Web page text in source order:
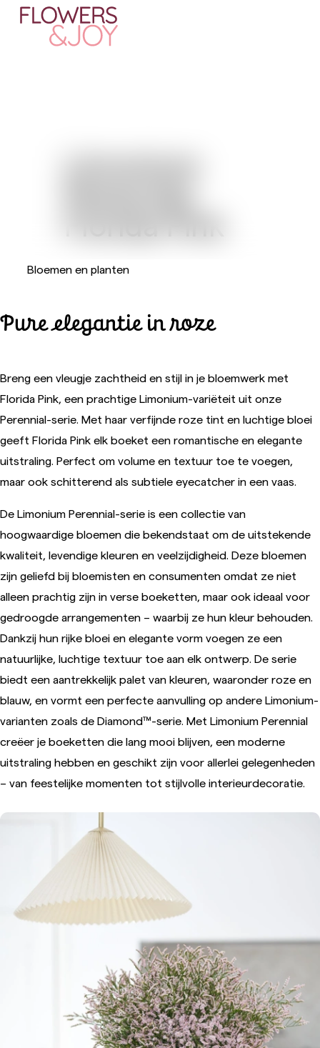
Limonium
Bloemen en planten
Pure elegantie in roze
Breng een vleugje zachtheid en stijl in je bloemwerk met
Florida Pink, een prachtige Limonium-variëteit uit onze
Perennial-serie. Met haar verfijnde roze tint en luchtige bloei
geeft Florida Pink elk boeket een romantische en elegante
uitstraling. Perfect om volume en textuur toe te voegen,
maar ook schitterend als subtiele eyecatcher in een vaas.
De Limonium Perennial-serie is een collectie van
hoogwaardige bloemen die bekendstaat om de uitstekende
kwaliteit, levendige kleuren en veelzijdigheid. Deze bloemen
zijn geliefd bij bloemisten en consumenten omdat ze niet
alleen prachtig zijn in verse boeketten, maar ook ideaal voor
gedroogde arrangementen – waarbij ze hun kleur behouden.
Dankzij hun rijke bloei en elegante vorm voegen ze een
natuurlijke, luchtige textuur toe aan elk ontwerp. De serie
biedt een aantrekkelijk palet van kleuren, waaronder roze en
blauw, en vormt een perfecte aanvulling op andere Limonium-
varianten zoals de Diamond™-serie. Met Limonium Perennial
creëer je boeketten die lang mooi blijven, een moderne
uitstraling hebben en geschikt zijn voor allerlei gelegenheden
– van feestelijke momenten tot stijlvolle interieurdecoratie.